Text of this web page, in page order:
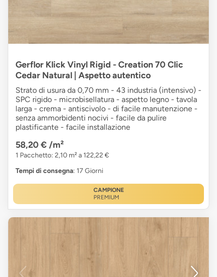
Gerflor Klick Vinyl Rigid - Creation 70 Clic
Cedar Natural | Aspetto autentico
Strato di usura da 0,70 mm - 43 industria (intensivo) -
SPC rigido - microbisellatura - aspetto legno - tavola
larga - crema - antiscivolo - di facile manutenzione -
senza ammorbidenti nocivi - facile da pulire
plastificante - facile installazione
58,20 € /m²
1 Pacchetto: 2,10 m² a 122,22 €
Tempi di consegna: 17 Giorni
CAMPIONE
PREMIUM